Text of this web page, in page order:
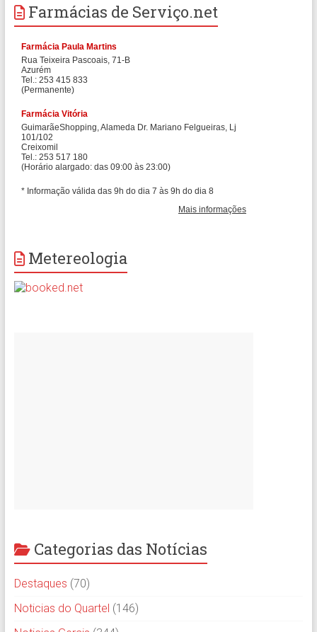
Farmácias de Serviço.net
Metereologia
Categorias das Notícias
Destaques (70)
Noticias do Quartel (146)